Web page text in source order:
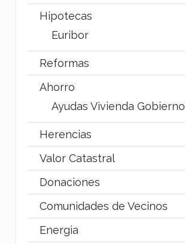
Hipotecas
Euribor
Reformas
Ahorro
Ayudas Vivienda Gobierno
Herencias
Valor Catastral
Donaciones
Comunidades de Vecinos
Energia